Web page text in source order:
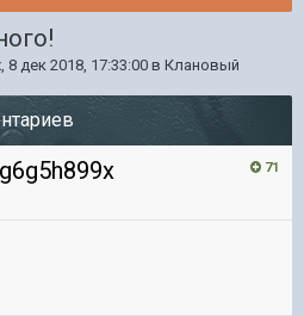
, 8 дек 2018, 17:33:00 в Клановый
71